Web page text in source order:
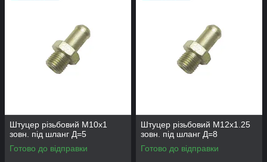
Штуцер різьбовий М10х1
зовн. під шланг Д=5
Готово до відправки
Штуцер різьбовий М12х1.25
зовн. під шланг Д=8
Готово до відправки